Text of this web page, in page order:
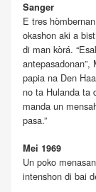
Sanger
E tres
okashon aki a
di man kòrá.
papia na Den
no ta Hulanda ta
manda un
pasa.”
Mei 1969
Un poko
intenshon di bai